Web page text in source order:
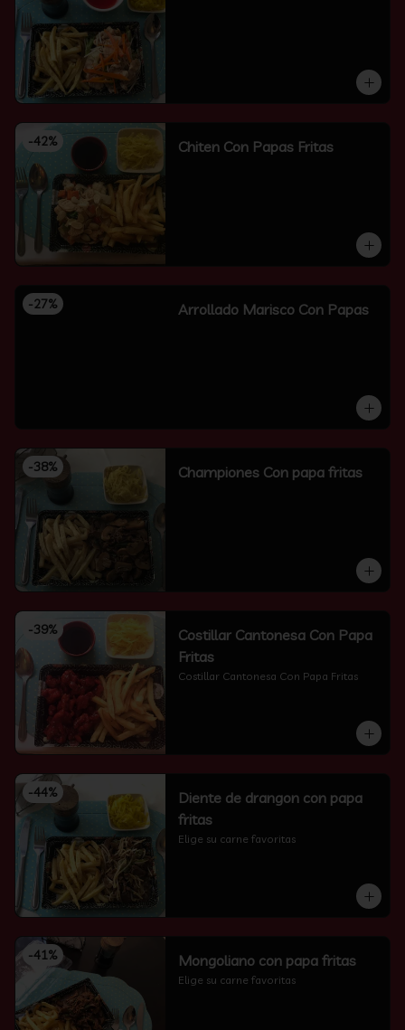
-42% Chiten Con Papas Fritas
-27% Arrollado Marisco Con Papas
-38% Championes Con papa fritas
-39%
Costillar Cantonesa Con Papa
Fritas
Costillar Cantonesa Con Papa Fritas
-44%
Diente de drangon con papa
fritas
Elige su carne favoritas
-41% Mongoliano con papa fritas
Elige su carne favoritas